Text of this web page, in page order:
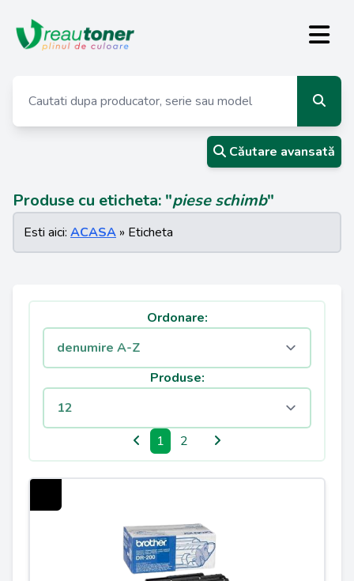
Căutare avansată
Produse cu eticheta: "piese schimb"
Esti aici: ACASA » Eticheta
Ordonare:
Produse:
1 2